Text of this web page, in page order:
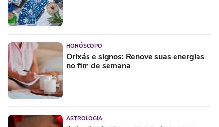
HORÓSCOPO
Orixás e signos: Renove suas energias
no fim de semana
ASTROLOGIA